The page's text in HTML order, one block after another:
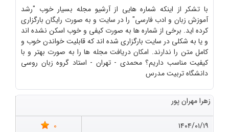
با تشکر از اینکه شماره هایی از آرشیو مجله بسیار خوب "رشد
آموزش زبان و ادب فارسی" را در سایت و به صورت رایگان بارگزاری
کرده اید. برخی از شماره ها به صورت کیفی و خوب اسکن نشده اند
و یا به شکلی در سایت بارگزاری شده اند که قابلیت خواندن خوب و
کامل متن را ندارند. امکان دریافت مجله ها را به صورت بهتر و با
کیفیت مناسب داریم؟ محمدی - تهران - استاد گروه زبان روسی
دانشگاه تربیت مدرس
زهرا مهران پور
۱۴۰۴/۰۱/۱۹
0